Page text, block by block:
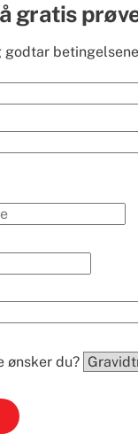
gratis
godtar betingelsene
ønsker du?